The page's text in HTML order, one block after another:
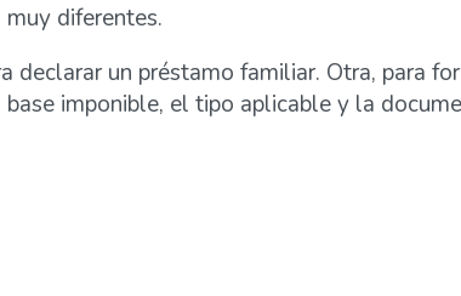
diferentes.
declarar un préstamo familiar. Otra, para
imponible, el tipo aplicable y la